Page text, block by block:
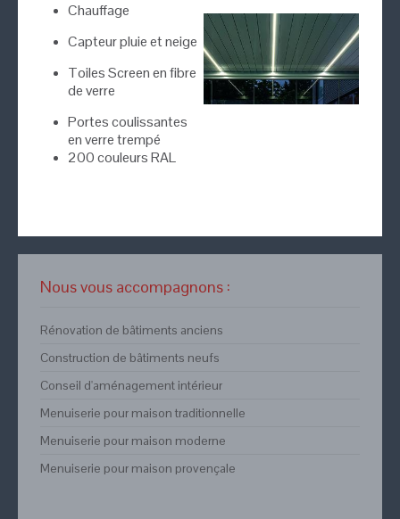
Chauffage
Capteur pluie et neige
Toiles Screen en fibre
de verre
Portes coulissantes
en verre trempé
200 couleurs RAL
Nous vous accompagnons :
Rénovation de bâtiments anciens
Construction de bâtiments neufs
Conseil d'aménagement intérieur
Menuiserie pour maison traditionnelle
Menuiserie pour maison moderne
Menuiserie pour maison provençale